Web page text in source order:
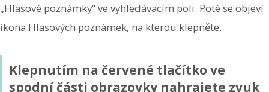
„Hlasové poznámky“ ve vyhledávacím poli. Poté se objeví
ikona Hlasových poznámek, na kterou klepněte.
Klepnutím na červené tlačítko ve
spodní části obrazovky nahrajete zvuk